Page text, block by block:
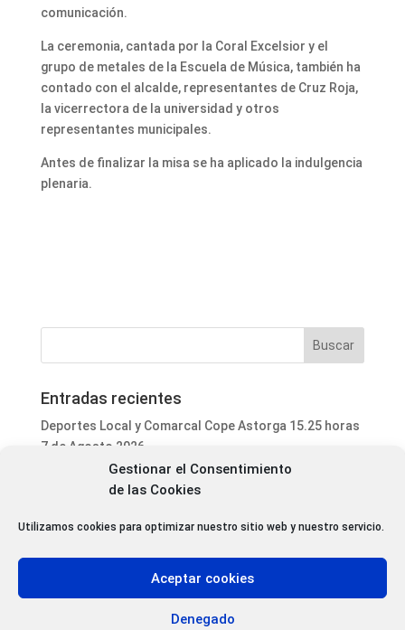
Gestionar el Consentimiento
de las Cookies
Utilizamos cookies para optimizar nuestro sitio web y nuestro servicio.
Aceptar cookies
Denegado
comunicación.
La ceremonia, cantada por la Coral Excelsior y el
grupo de metales de la Escuela de Música, también ha
contado con el alcalde, representantes de Cruz Roja,
la vicerrectora de la universidad y otros
representantes municipales.
Antes de finalizar la misa se ha aplicado la indulgencia
plenaria.
Entradas recientes
Deportes Local y Comarcal Cope Astorga 15.25 horas
7 de Agosto 2026
Informativo Mediodía Cope Astorga 14.20 horas 7 de
Agosto 2026
San Justo de la Vega acoge este fin de semana un
Programa Local Cope Astorga 7 de Agosto 2026
Abiertas las inscripciones para el XXVII Torneo de